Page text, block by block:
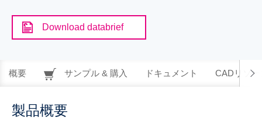
Download databrief
概要 サンプル & 購入 ドキュメント CADリソー
製品概要